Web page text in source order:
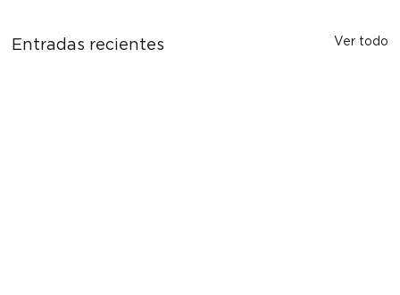
Entradas recientes Ver todo